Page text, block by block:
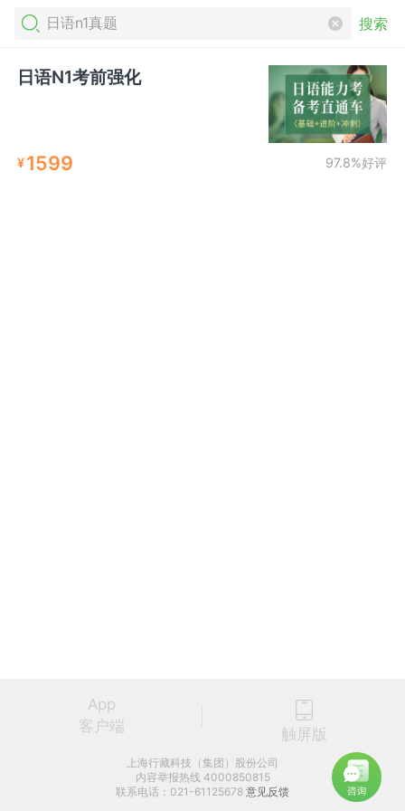
搜索
日语N1考前强化
¥1599 97.8%好评
App
客户端
触屏版
上海行藏科技（集团）股份公司
内容举报热线 4000850815
联系电话：021-61125678 意见反馈